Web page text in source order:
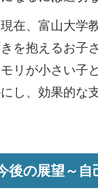
在、富山大学
を抱えるお子
リが小さい子
し、効果的な
後の展望～自